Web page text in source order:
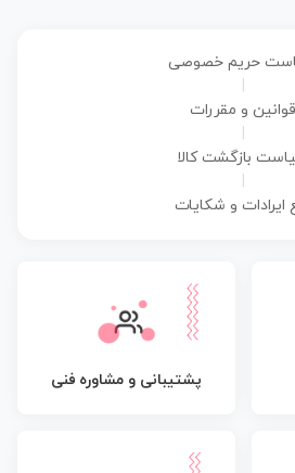
حریم خصوصی
قوانین و مقررات
بازگشت کالا
ایرادات و شکایات
پشتیبانی و مشاوره فنی